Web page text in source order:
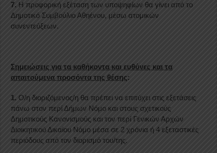
7. Η προφορική εξέταση των υποψηφίων θα γίνει από το
Δημοτικό Συμβούλιο Αθηένου, μέσω ατομικών
συνεντεύξεων.
Σημειώσεις για τα καθήκοντα και ευθύνες και τα
απαιτούμενα προσόντα της θέσης:
1. Ο/η διοριζόμενος/η θα πρέπει να επιτύχει στις εξετάσεις
πάνω στον περί Δήμων Νόμο και στους σχετικούς
Δημοτικούς Κανονισμούς και τον περί Γενικών Αρχών
Διοικητικού Δικαίου Νόμο μέσα σε 2 χρόνια ή 4 εξεταστικές
περιόδους από τον διορισμό του/της.